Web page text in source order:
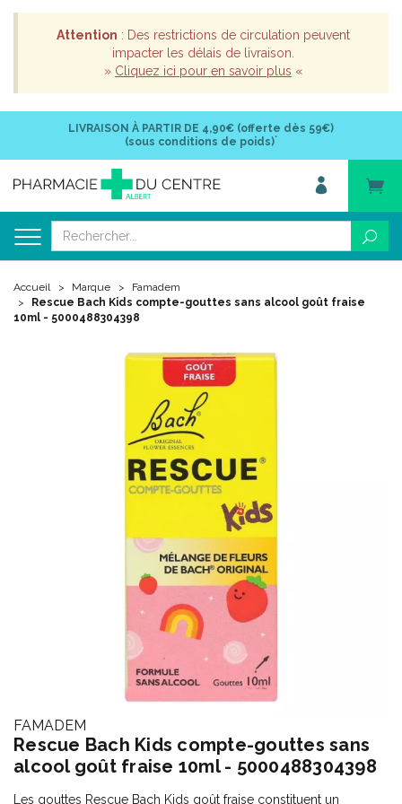
Attention : Des restrictions de circulation peuvent
impacter les délais de livraison.
» Cliquez ici pour en savoir plus «
LIVRAISON À PARTIR DE 4,90€ (offerte dès 59€)
(sous conditions de poids)*
Accueil Marque
Famadem
Rescue Bach Kids compte-gouttes sans alcool goût fraise
10ml - 5000488304398
FAMADEM
Rescue Bach Kids compte-gouttes sans
alcool goût fraise 10ml - 5000488304398
Les gouttes Rescue Bach Kids goût fraise constituent un